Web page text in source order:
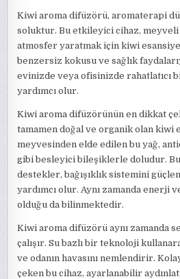
Kiwi aroma difüzörü, aromaterapi
soluktur. Bu etkileyici cihaz, meyveli
atmosfer yaratmak için kiwi
benzersiz kokusu ve sağlık
evinizde veya ofisinizde rahatlatıcı
yardımcı olur.
Kiwi aroma difüzörünün en dikkat
tamamen doğal ve organik olan kiwi
meyvesinden elde edilen bu yağ,
gibi besleyici bileşiklerle doludur. Bu
destekler, bağışıklık sistemini
yardımcı olur. Aynı zamanda enerji
olduğu da bilinmektedir.
Kiwi aroma difüzörü aynı zamanda
çalışır. Su bazlı bir teknoloji
ve odanın havasını nemlendirir.
çeken bu cihaz, ayarlanabilir